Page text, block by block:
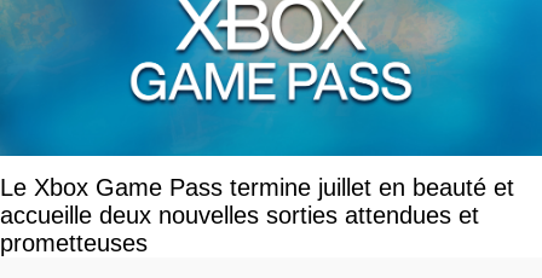
Le Xbox Game Pass termine juillet en beauté et
accueille deux nouvelles sorties attendues et
prometteuses